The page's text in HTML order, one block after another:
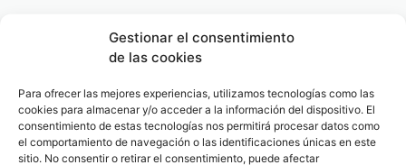
Gestionar el consentimiento
de las cookies
Para ofrecer las mejores experiencias, utilizamos tecnologías como las
cookies para almacenar y/o acceder a la información del dispositivo. El
consentimiento de estas tecnologías nos permitirá procesar datos como
el comportamiento de navegación o las identificaciones únicas en este
sitio. No consentir o retirar el consentimiento, puede afectar